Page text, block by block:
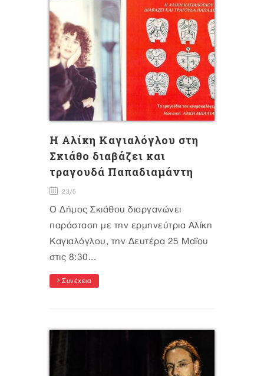
Η Αλίκη Καγιαλόγλου στη
Σκιάθο διαβάζει και
τραγουδά Παπαδιαμάντη
23/5
Ο Δήμος Σκιάθου διοργανώνει
παράσταση με την ερμηνεύτρια Αλίκη
Καγιαλόγλου, την Δευτέρα 25 Μαΐου
στις 8:30...
Συνέχεια